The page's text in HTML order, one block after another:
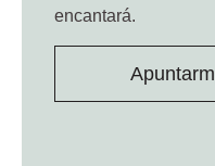
encantará.